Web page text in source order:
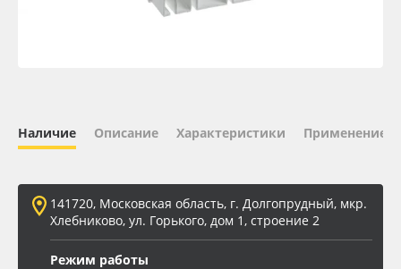
ПЭТ бэклит
Вспененный ПВХ
Наличие Описание Характеристики Применение
141720, Московская область, г. Долгопрудный, мкр.
Хлебниково, ул. Горького, дом 1, строение 2
Режим работы